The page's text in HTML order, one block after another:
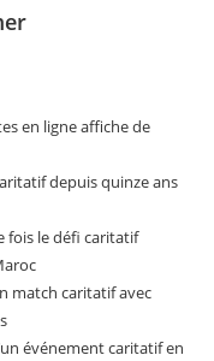
en ligne affiche de
depuis quinze ans
fois le défi caritatif
match caritatif avec
événement caritatif en